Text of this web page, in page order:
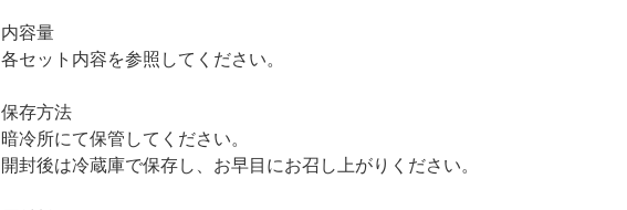
内容量
各セット内容を参照してください。
保存方法
暗冷所にて保管してください。
開封後は冷蔵庫で保存し、お早目にお召し上がりください。